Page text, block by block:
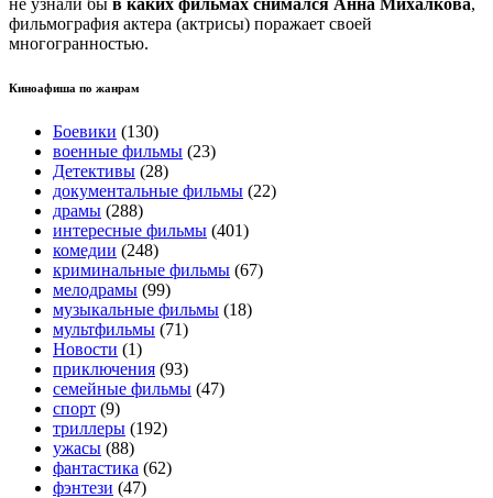
фильмография актера (актрисы) поражает своей
многогранностью.
Киноафиша по жанрам
Боевики (130)
военные фильмы (23)
Детективы (28)
документальные фильмы (22)
драмы (288)
интересные фильмы (401)
комедии (248)
криминальные фильмы (67)
мелодрамы (99)
музыкальные фильмы (18)
мультфильмы (71)
Новости (1)
приключения (93)
семейные фильмы (47)
спорт (9)
триллеры (192)
ужасы (88)
фантастика (62)
фэнтези (47)